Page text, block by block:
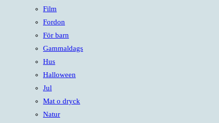
Film
Fordon
För barn
Gammaldags
Hus
Halloween
Jul
Mat o dryck
Natur